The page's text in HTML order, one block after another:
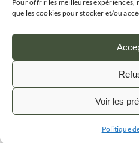
Pour offrir les meilleures expériences,
que les cookies pour stocker et/ou
Voir les
Politique
GRAND
Politique de
Plan